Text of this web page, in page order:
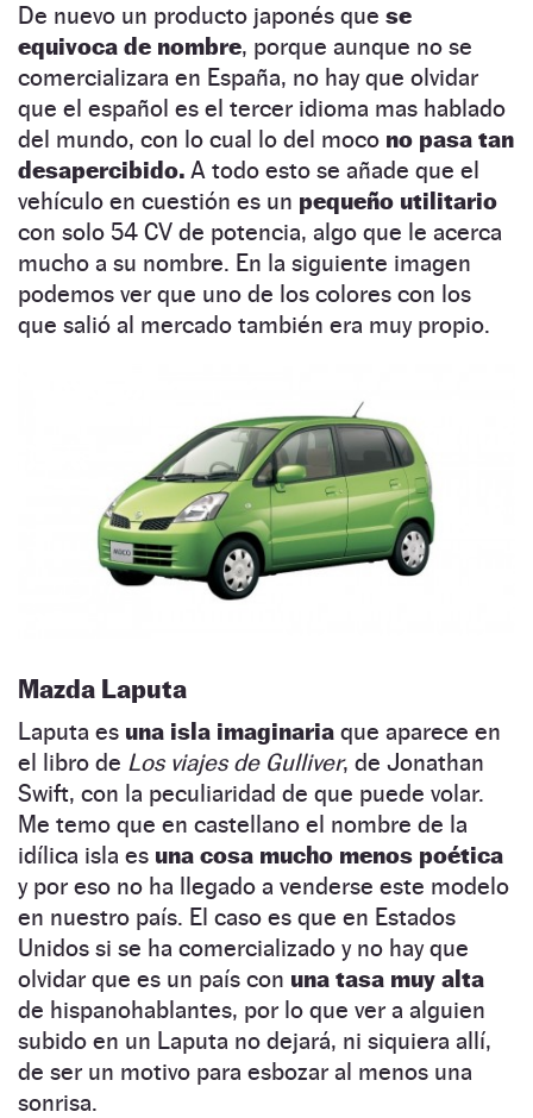
De nuevo un producto japonés que se
equivoca de nombre, porque aunque no se
comercializara en España, no hay que olvidar
que el español es el tercer idioma mas hablado
del mundo, con lo cual lo del moco no pasa tan
desapercibido. A todo esto se añade que el
vehículo en cuestión es un pequeño utilitario
con solo 54 CV de potencia, algo que le acerca
mucho a su nombre. En la siguiente imagen
podemos ver que uno de los colores con los
que salió al mercado también era muy propio.
Mazda Laputa
Laputa es una isla imaginaria que aparece en
el libro de Los viajes de Gulliver, de Jonathan
Swift, con la peculiaridad de que puede volar.
Me temo que en castellano el nombre de la
idílica isla es una cosa mucho menos poética
y por eso no ha llegado a venderse este modelo
en nuestro país. El caso es que en Estados
Unidos si se ha comercializado y no hay que
olvidar que es un país con una tasa muy alta
de hispanohablantes, por lo que ver a alguien
subido en un Laputa no dejará, ni siquiera allí,
de ser un motivo para esbozar al menos una
sonrisa.